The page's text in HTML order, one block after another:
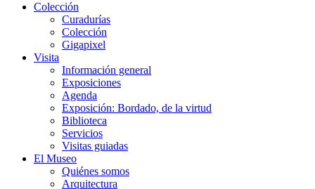
Colección
Curadurías
Colección
Gigapixel
Visita
Información general
Exposiciones
Agenda
Exposición: Bordado, de la virtud
Biblioteca
Servicios
Visitas guiadas
El Museo
Quiénes somos
Arquitectura